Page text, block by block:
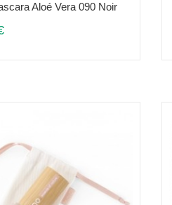
Aloé Vera 090 Noir